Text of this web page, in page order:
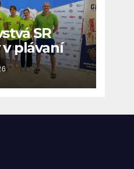
SR
plávaní